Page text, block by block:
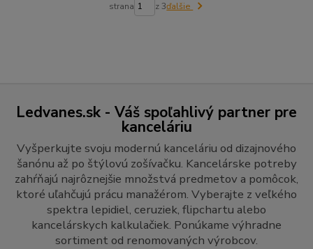
strana z 3ďalšie
Ledvanes.sk - Váš spoľahlivý partner pre
kanceláriu
Vyšperkujte svoju modernú kanceláriu od dizajnového
šanónu až po štýlovú zošívačku. Kancelárske potreby
zahŕňajú najrôznejšie množstvá predmetov a pomôcok,
ktoré uľahčujú prácu manažérom. Vyberajte z veľkého
spektra lepidiel, ceruziek, flipchartu alebo
kancelárskych kalkulačiek. Ponúkame výhradne
sortiment od renomovaných výrobcov.